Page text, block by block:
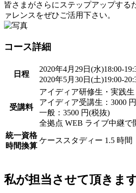
皆さまがさらにステップアップする
ァレンスをぜひご活用下さい。
コース詳細
日程
2020年4月29日(水)18:00-
2020年5月30日(土)19:00-
受講料
アイディア研修生・実践
アイディア受講生：3000
一般：3500 円(税抜)
全拠点 WEB ライブ中継で
統一資格
時間換算
ケーススタディー 1.5 時間
私が担当させて頂きま